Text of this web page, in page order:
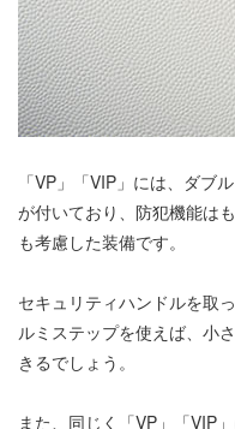
「VP」「VIP」には、ダブ
が付いており、防犯機能は
も考慮した装備です。
セキュリティハンドルを取
ルミステップを使えば、小
きるでしょう。
また、同じく「VP」「VIP